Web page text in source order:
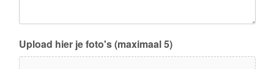
Upload hier je foto's (maximaal 5)